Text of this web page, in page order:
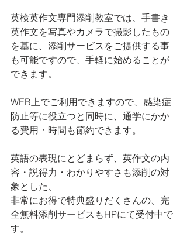
英検英作文専門添削教室では、手書き
英作文を写真やカメラで撮影したもの
を基に、添削サービスをご提供する事
も可能ですので、手軽に始めることが
できます。
WEB上でご利用できますので、感染症
防止等に役立つと同時に、通学にかか
る費用・時間も節約できます。
英語の表現にとどまらず、英作文の内
容・説得力・わかりやすさも添削の対
象とした、
非常にお得で特典盛りだくさんの、完
全無料添削サービスもHPにて受付中で
す。